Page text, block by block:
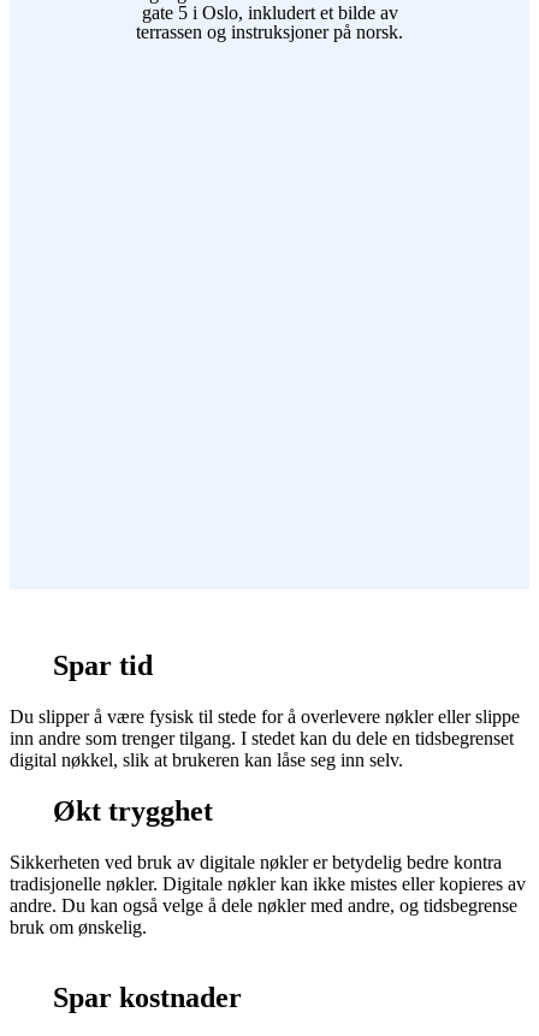
Spar tid
Du slipper å være fysisk til stede for å overlevere nøkler eller slippe
inn andre som trenger tilgang. I stedet kan du dele en tidsbegrenset
digital nøkkel, slik at brukeren kan låse seg inn selv.
Økt trygghet
Sikkerheten ved bruk av digitale nøkler er betydelig bedre kontra
tradisjonelle nøkler. Digitale nøkler kan ikke mistes eller kopieres av
andre. Du kan også velge å dele nøkler med andre, og tidsbegrense
bruk om ønskelig.
Spar kostnader